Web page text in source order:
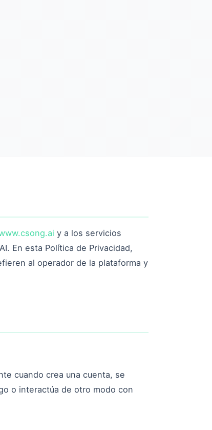
y a los servicios
En esta Política de Privacidad,
al operador de la plataforma y
cuando crea una cuenta, se
o interactúa de otro modo con